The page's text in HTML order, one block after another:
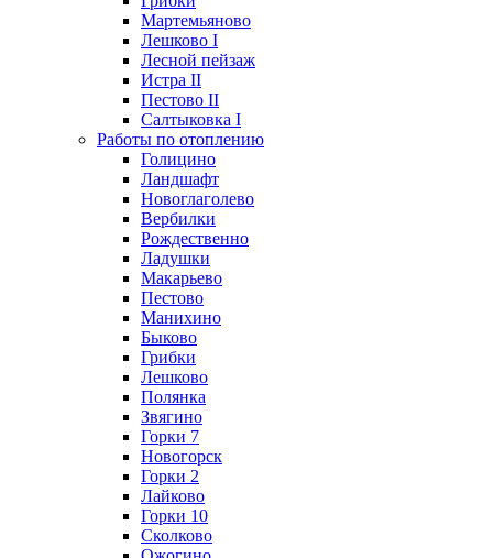
Мартемьяново
Лешково I
Лесной пейзаж
Истра II
Пестово II
Салтыковка I
Работы по отоплению
Голицино
Ландшафт
Новоглаголево
Вербилки
Рождественно
Ладушки
Макарьево
Пестово
Манихино
Быково
Грибки
Лешково
Полянка
Звягино
Горки 7
Новогорск
Горки 2
Лайково
Горки 10
Сколково